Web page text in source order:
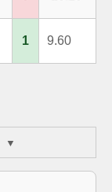
1 9.60